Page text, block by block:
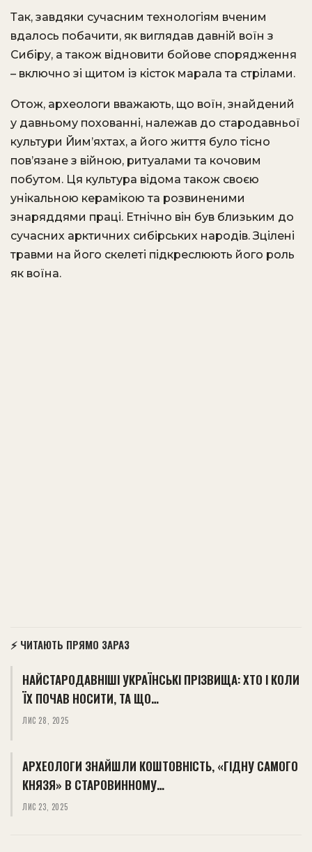
Так, завдяки сучасним технологіям вченим
вдалось побачити, як виглядав давній воїн з
Сибіру, а також відновити бойове спорядження
– включно зі щитом із кісток марала та стрілами.
Отож, археологи вважають, що воїн, знайдений
у давньому похованні, належав до стародавньої
культури Йим’яхтах, а його життя було тісно
пов’язане з війною, ритуалами та кочовим
побутом. Ця культура відома також своєю
унікальною керамікою та розвиненими
знаряддями праці. Етнічно він був близьким до
сучасних арктичних сибірських народів. Зцілені
травми на його скелеті підкреслюють його роль
як воїна.
⚡ ЧИТАЮТЬ ПРЯМО ЗАРАЗ
НАЙСТАРОДАВНІШІ УКРАЇНСЬКІ ПРІЗВИЩА: ХТО І КОЛИ
ЇХ ПОЧАВ НОСИТИ, ТА ЩО…
ЛИС 28, 2025
АРХЕОЛОГИ ЗНАЙШЛИ КОШТОВНІСТЬ, «ГІДНУ САМОГО
КНЯЗЯ» В СТАРОВИННОМУ…
ЛИС 23, 2025